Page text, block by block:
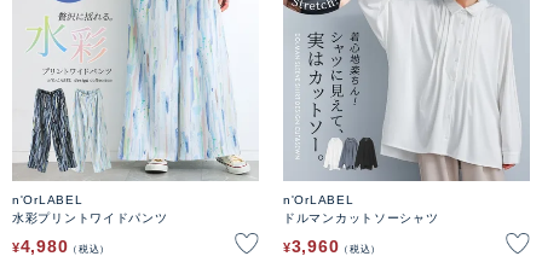
n'OrLABEL
水彩プリントワイドパンツ
¥4,980 税込
n'OrLABEL
ドルマンカットソーシャツ
¥3,960 税込